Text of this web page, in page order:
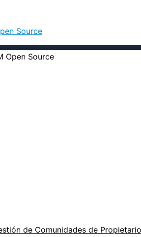
Source
de Comunidades de